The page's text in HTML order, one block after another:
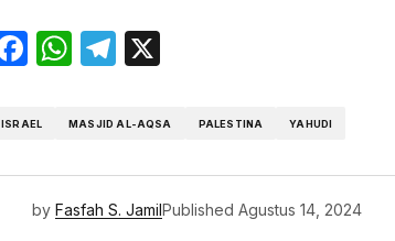
Facebook
WhatsApp
Telegram
ISRAEL MASJID AL-AQSA PALESTINA YAHUDI
by Fasfah S. JamilPublished Agustus 14, 2024